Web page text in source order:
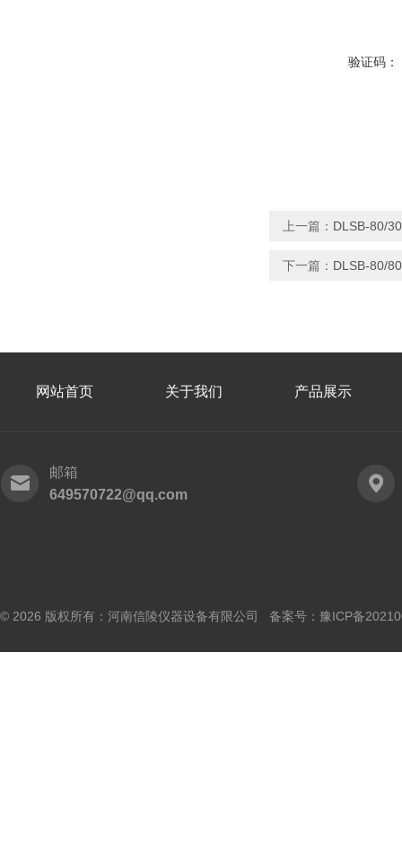
验证码：
上一篇： DLSB-80/
下一篇： DLSB-80/
网站首页 关于我们 产品展示
邮箱
649570722@qq.com
© 2026 版权所有：河南信陵仪器设备有限公司 备案号： 豫ICP备